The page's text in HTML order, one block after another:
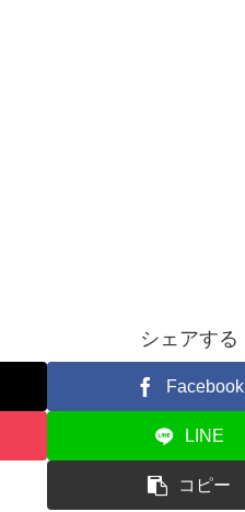
シェアする
Facebook
LINE
コピー